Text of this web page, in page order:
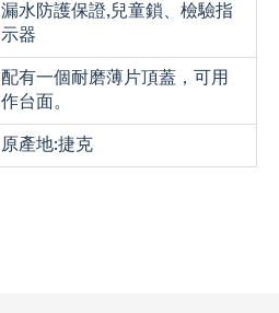
漏水防護保證,兒童鎖、檢驗指
示器
配有一個耐磨薄片頂蓋，可用
作台面。
原產地:捷克